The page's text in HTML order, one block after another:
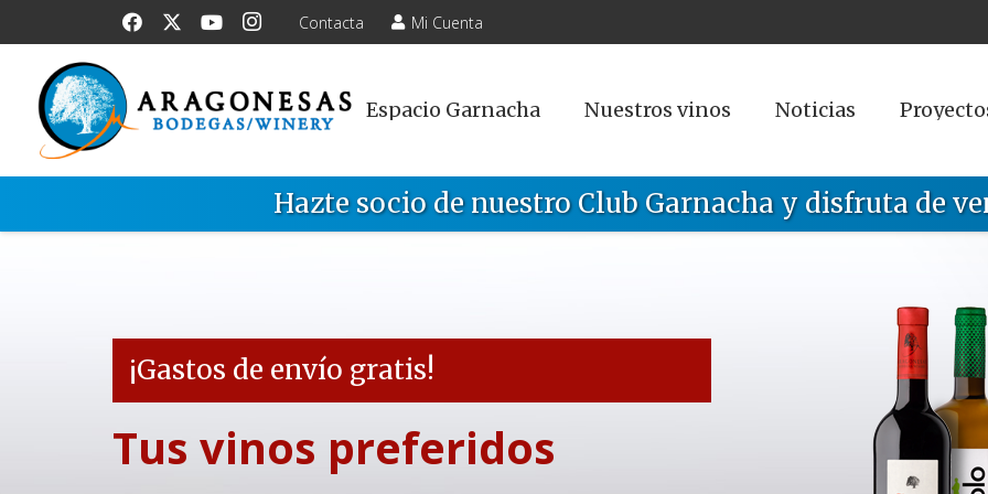
Contacta Mi Cuenta
Espacio Garnacha Nuestros vinos Noticias
Hazte socio de nuestro Club Garnacha y disfruta de
¡Gastos de envío gratis!
Tus vinos preferidos